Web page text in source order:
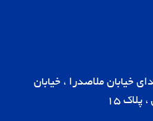
خیابان ملاصدرا ، خیابان
15